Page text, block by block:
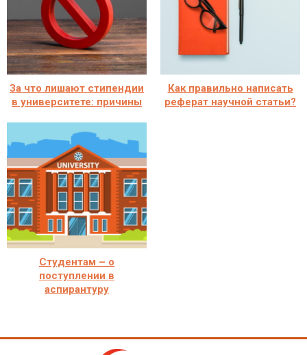
За что лишают стипендии
в университете: причины
Как правильно написать
реферат научной статьи?
Студентам – о
поступлении в
аспирантуру